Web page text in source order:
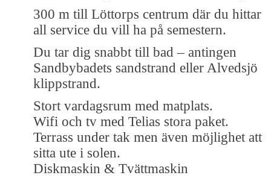
300 m till Löttorps centrum där du hittar
all service du vill ha på semestern.
Du tar dig snabbt till bad – antingen
Sandbybadets sandstrand eller Alvedsjö
klippstrand.
Stort vardagsrum med matplats.
Wifi och tv med Telias stora paket.
Terrass under tak men även möjlighet att
sitta ute i solen.
Diskmaskin & Tvättmaskin